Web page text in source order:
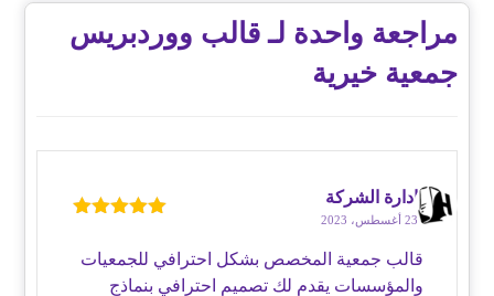
مراجعة واحدة لـقالب ووردبريس
جمعية خيرية
من 5
إدارة الشركة
23 أغسطس، 2023
قالب جمعية المخصص بشكل احترافي للجمعيات
والمؤسسات يقدم لك تصميم احترافي بنماذج